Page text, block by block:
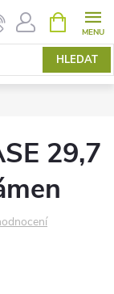
HLEDAT
NÁKUPNÍ
KOŠÍK
29,7